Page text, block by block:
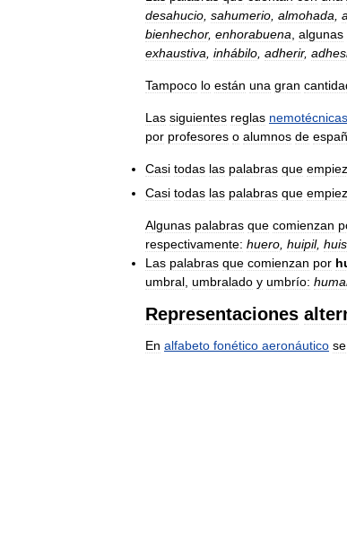
desahucio sahumerio almohada
bienhechor, enhorabuena algunas
exhaustiva inhábilo adherir,
Tampoco lo están una gran
Las siguientes reglas nemotécnicas
por profesores o alumnos de
Casi todas las palabras que
Casi todas las palabras que
Algunas palabras que comienzan
respectivamente: huero huipil,
Las palabras que comienzan por
umbral umbralado y umbrío:
Representaciones
En alfabeto fonético aeronáutico se